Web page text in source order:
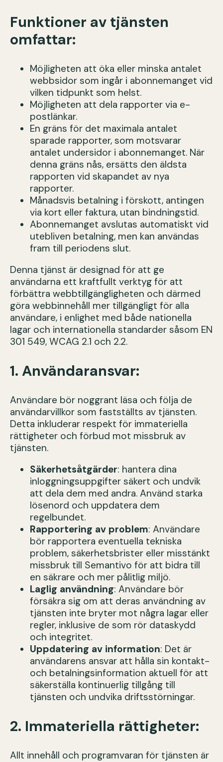
Funktioner av tjänsten
omfattar:
Möjligheten att öka eller minska antalet
webbsidor som ingår i abonnemanget vid
vilken tidpunkt som helst.
Möjligheten att dela rapporter via e-
postlänkar.
En gräns för det maximala antalet
sparade rapporter, som motsvarar
antalet undersidor i abonnemanget. När
denna gräns nås, ersätts den äldsta
rapporten vid skapandet av nya
rapporter.
Månadsvis betalning i förskott, antingen
via kort eller faktura, utan bindningstid.
Abonnemanget avslutas automatiskt vid
utebliven betalning, men kan användas
fram till periodens slut.
Denna tjänst är designad för att ge
användarna ett kraftfullt verktyg för att
förbättra webbtillgängligheten och därmed
göra webbinnehåll mer tillgängligt för alla
användare, i enlighet med både nationella
lagar och internationella standarder såsom EN
301 549, WCAG 2.1 och 2.2.
1. Användaransvar:
Användare bör noggrant läsa och följa de
användarvillkor som fastställts av tjänsten.
Detta inkluderar respekt för immateriella
rättigheter och förbud mot missbruk av
tjänsten.
Säkerhetsåtgärder: hantera dina
inloggningsuppgifter säkert och undvik
att dela dem med andra. Använd starka
lösenord och uppdatera dem
regelbundet.
Rapportering av problem: Användare
bör rapportera eventuella tekniska
problem, säkerhetsbrister eller misstänkt
missbruk till Semantivo för att bidra till
en säkrare och mer pålitlig miljö.
Laglig användning: Användare bör
försäkra sig om att deras användning av
tjänsten inte bryter mot några lagar eller
regler, inklusive de som rör dataskydd
och integritet.
Uppdatering av information: Det är
användarens ansvar att hålla sin kontakt-
och betalningsinformation aktuell för att
säkerställa kontinuerlig tillgång till
tjänsten och undvika driftsstörningar.
2. Immateriella rättigheter:
Allt innehåll och programvaran för tjänsten är